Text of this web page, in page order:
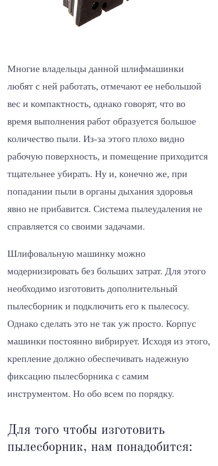
Многие владельцы данной шлифмашинки
любят с ней работать, отмечают ее небольшой
вес и компактность, однако говорят, что во
время выполнения работ образуется большое
количество пыли. Из-за этого плохо видно
рабочую поверхность, и помещение приходится
тщательнее убирать. Ну и, конечно же, при
попадании пыли в органы дыхания здоровья
явно не прибавится. Система пылеудаления не
справляется со своими задачами.
Шлифовальную машинку можно
модернизировать без больших затрат. Для этого
необходимо изготовить дополнительный
пылесборник и подключить его к пылесосу.
Однако сделать это не так уж просто. Корпус
машинки постоянно вибрирует. Исходя из этого,
крепление должно обеспечивать надежную
фиксацию пылесборника с самим
инструментом. Но обо всем по порядку.
Для того чтобы изготовить
пылесборник, нам понадобится: